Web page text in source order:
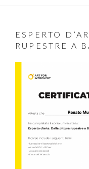
ESPERTO
RUPESTRE A